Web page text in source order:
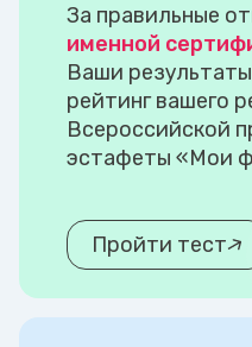
За правильные
именной
Ваши
рейтинг вашего
Всероссийской
эстафеты «Мои
Пройти тест